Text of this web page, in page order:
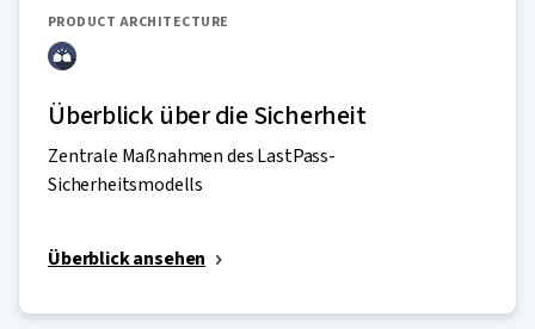
PRODUCT ARCHITECTURE
Überblick über die Sicherheit
Zentrale Maßnahmen des LastPass-
Sicherheitsmodells
Überblick ansehen